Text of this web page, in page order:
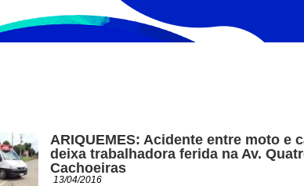
ARIQUEMES: Acidente entre moto e
deixa trabalhadora ferida na Av.
Cachoeiras
13/04/2016